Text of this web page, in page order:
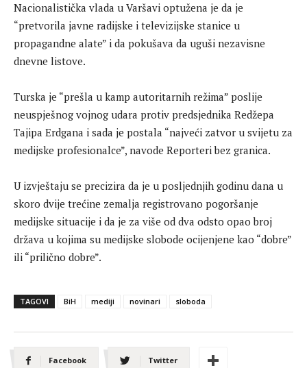
Nacionalistička vlada u Varšavi optužena je da je
“pretvorila javne radijske i televizijske stanice u
propagandne alate” i da pokušava da uguši nezavisne
dnevne listove.
Turska je “prešla u kamp autoritarnih režima” poslije
neuspješnog vojnog udara protiv predsjednika Redžepa
Tajipa Erdgana i sada je postala “najveći zatvor u svijetu za
medijske profesionalce”, navode Reporteri bez granica.
U izvještaju se precizira da je u posljednjih godinu dana u
skoro dvije trećine zemalja registrovano pogoršanje
medijske situacije i da je za više od dva odsto opao broj
država u kojima su medijske slobode ocijenjene kao “dobre”
ili “prilično dobre”.
TAGOVI BiH mediji novinari sloboda
Facebook Twitter